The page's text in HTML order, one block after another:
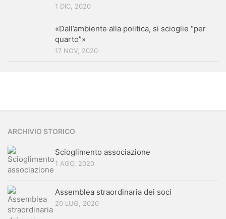
1 DIC, 2020
«Dall’ambiente alla politica, si scioglie “per
quarto”»
17 NOV, 2020
ARCHIVIO STORICO
Scioglimento associazione
1 AGO, 2020
Assemblea straordinaria dei soci
20 LUG, 2020